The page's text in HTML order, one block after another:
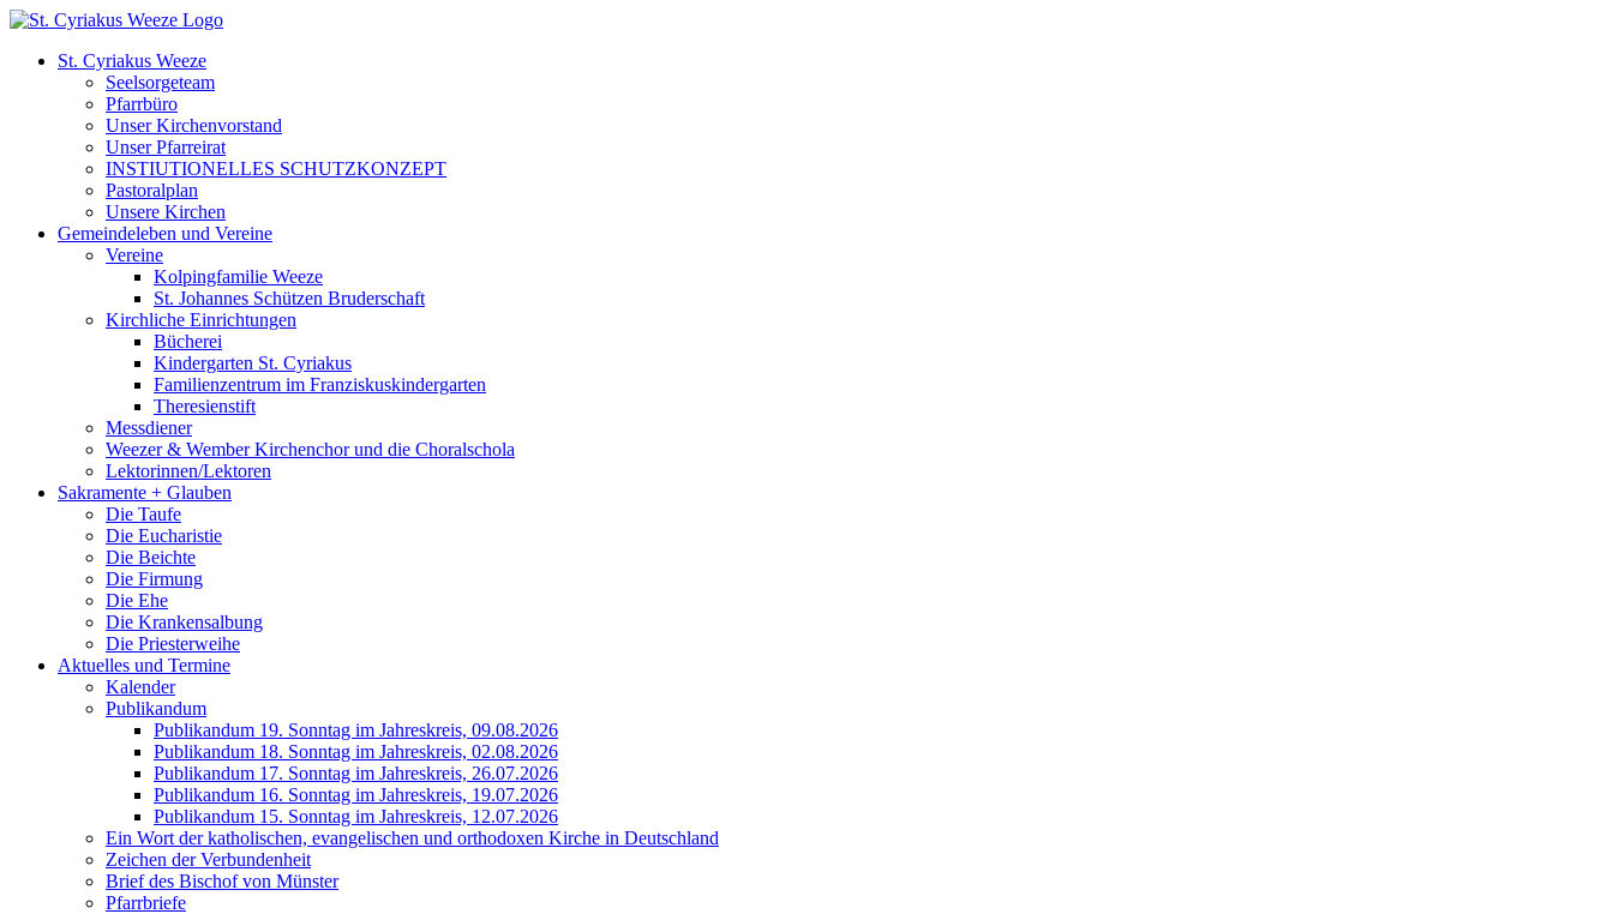
Zum
springenSt. Cyriakus Weeze
Seelsorgeteam
Pfarrbüro
Unser Kirchenvorstand
Unser Pfarreirat
INSTIUTIONELLES SCHUTZKONZEPT
Pastoralplan
Unsere Kirchen
Gemeindeleben und Vereine
Vereine
Kolpingfamilie Weeze
St. Johannes Schützen Bruderschaft
Kirchliche Einrichtungen
Bücherei
Kindergarten St. Cyriakus
Familienzentrum im Franziskuskindergarten
Theresienstift
Messdiener
Weezer & Wember Kirchenchor und die Choralschola
Lektorinnen/Lektoren
Sakramente + Glauben
Die Taufe
Die Eucharistie
Die Beichte
Die Firmung
Die Ehe
Die Krankensalbung
Die Priesterweihe
Aktuelles und Termine
Kalender
Publikandum
Publikandum 19. Sonntag im Jahreskreis, 09.08.2026
Publikandum 18. Sonntag im Jahreskreis, 02.08.2026
Publikandum 17. Sonntag im Jahreskreis, 26.07.2026
Publikandum 16. Sonntag im Jahreskreis, 19.07.2026
Publikandum 15. Sonntag im Jahreskreis, 12.07.2026
Ein Wort der katholischen, evangelischen und orthodoxen Kirche in Deutschland
Zeichen der Verbundenheit
Brief des Bischof von Münster
Pfarrbriefe